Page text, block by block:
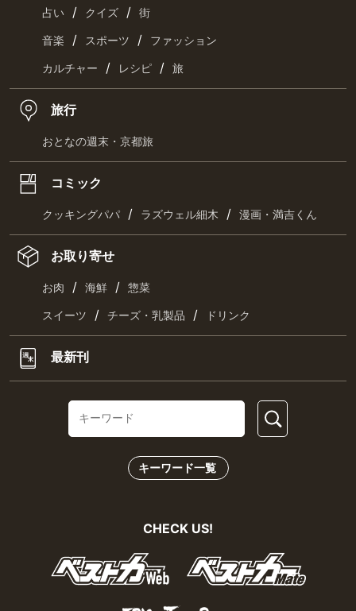
占い / クイズ / 街
音楽 / スポーツ / ファッション
カルチャー / レシピ / 旅
旅行
おとなの週末・京都旅
コミック
クッキングパパ / ラズウェル細木 / 漫画・満吉くん
お取り寄せ
お肉 / 海鮮 / 惣菜
スイーツ / チーズ・乳製品 / ドリンク
最新刊
キーワード一覧
CHECK US!